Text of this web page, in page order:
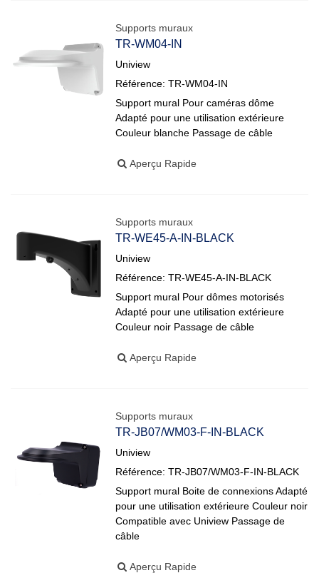
Supports muraux
TR-WM04-IN
Uniview
Référence: TR-WM04-IN
Support mural Pour caméras dôme
Adapté pour une utilisation extérieure
Couleur blanche Passage de câble
Aperçu Rapide
Supports muraux
TR-WE45-A-IN-BLACK
Uniview
Référence: TR-WE45-A-IN-BLACK
Support mural Pour dômes motorisés
Adapté pour une utilisation extérieure
Couleur noir Passage de câble
Aperçu Rapide
Supports muraux
TR-JB07/WM03-F-IN-BLACK
Uniview
Référence: TR-JB07/WM03-F-IN-BLACK
Support mural Boite de connexions Adapté
pour une utilisation extérieure Couleur noir
Compatible avec Uniview Passage de
câble
Aperçu Rapide